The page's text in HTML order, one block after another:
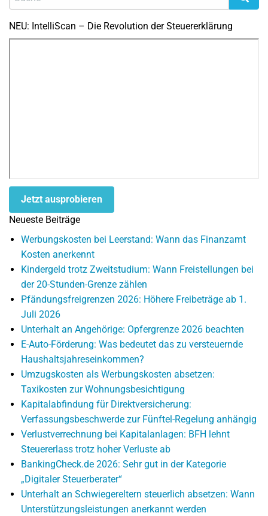
NEU: IntelliScan – Die Revolution der Steuererklärung
Jetzt ausprobieren
Neueste Beiträge
Werbungskosten bei Leerstand: Wann das Finanzamt
Kosten anerkennt
Kindergeld trotz Zweitstudium: Wann Freistellungen bei
der 20-Stunden-Grenze zählen
Pfändungsfreigrenzen 2026: Höhere Freibeträge ab 1.
Juli 2026
Unterhalt an Angehörige: Opfergrenze 2026 beachten
E-Auto-Förderung: Was bedeutet das zu versteuernde
Haushaltsjahreseinkommen?
Umzugskosten als Werbungskosten absetzen:
Taxikosten zur Wohnungsbesichtigung
Kapitalabfindung für Direktversicherung:
Verfassungsbeschwerde zur Fünftel-Regelung anhängig
Verlustverrechnung bei Kapitalanlagen: BFH lehnt
Steuererlass trotz hoher Verluste ab
BankingCheck.de 2026: Sehr gut in der Kategorie
„Digitaler Steuerberater“
Unterhalt an Schwiegereltern steuerlich absetzen: Wann
Unterstützungsleistungen anerkannt werden